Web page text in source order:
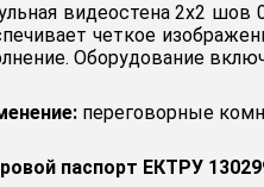
видеостена 2x2 шов
четкое
Оборудование
переговорные
паспорт ЕКТРУ